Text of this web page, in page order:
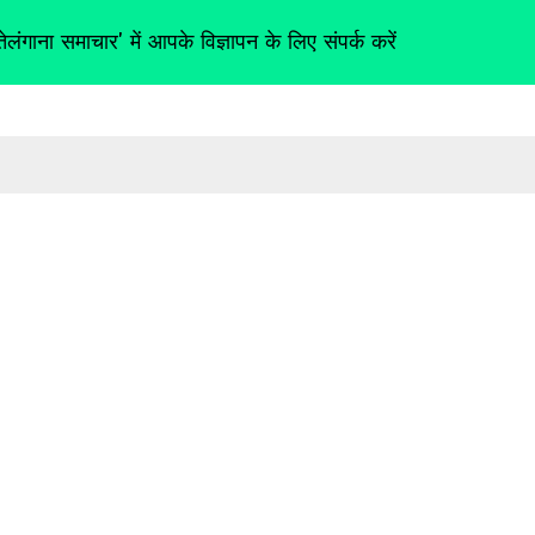
समाचार' में आपके विज्ञापन के लिए संपर्क करें